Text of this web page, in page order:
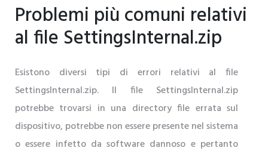
Problemi più comuni relativi
al file SettingsInternal.zip
Esistono diversi tipi di errori relativi al file
SettingsInternal.zip. Il file SettingsInternal.zip
potrebbe trovarsi in una directory file errata sul
dispositivo, potrebbe non essere presente nel sistema
o essere infetto da software dannoso e pertanto